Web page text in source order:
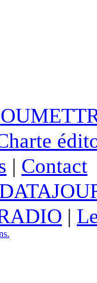
| Contact
|